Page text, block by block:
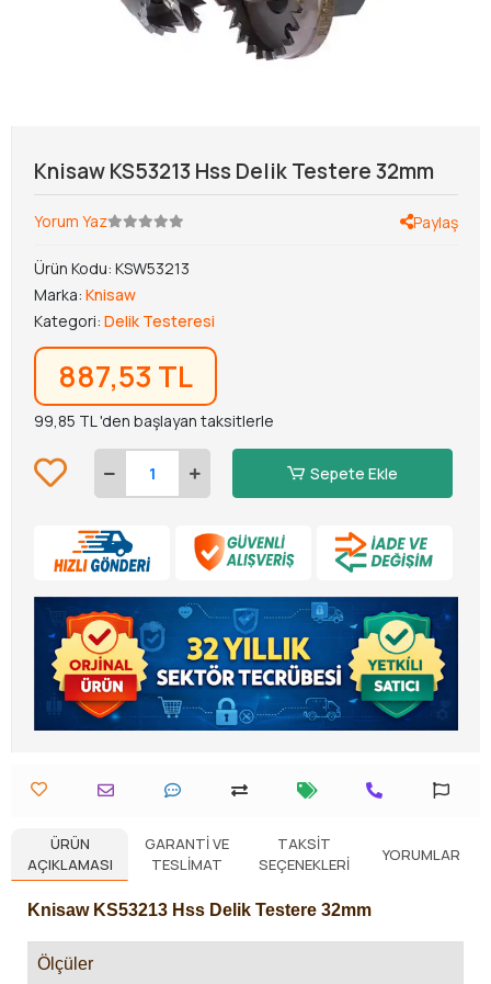
Knisaw KS53213 Hss Delik Testere 32mm
Yorum Yaz Paylaş
Ürün Kodu: KSW53213
Marka: Knisaw
Kategori: Delik Testeresi
887,53 TL
99,85 TL 'den başlayan taksitlerle
Sepete Ekle
ÜRÜN
AÇIKLAMASI
GARANTI VE
TESLIMAT
TAKSIT
SEÇENEKLERI
YORUMLAR
Knisaw KS53213 Hss Delik Testere 32mm
Ölçüler